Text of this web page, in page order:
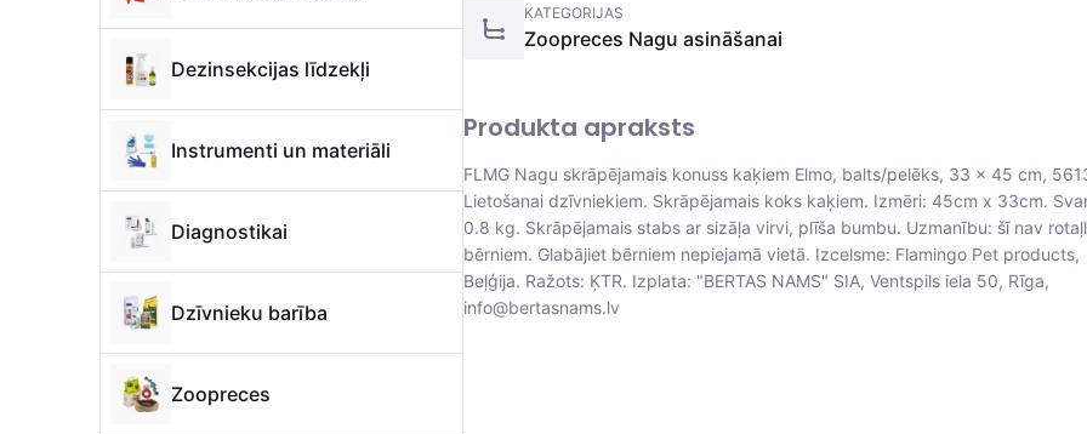
Dezinsekcijas līdzekļi
Instrumenti un materiāli
Diagnostikai
Dzīvnieku barība
Zoopreces
KATEGORIJAS
Zoopreces Nagu asināšanai
Produkta apraksts
FLMG Nagu skrāpējamais konuss kaķiem Elmo, balts/pelēks, 33 × 45 cm,
Lietošanai dzīvniekiem. Skrāpējamais koks kaķiem. Izmēri: 45cm x 33cm.
0.8 kg. Skrāpējamais stabs ar sizāļa virvi, plīša bumbu. Uzmanību: šī nav
bērniem. Glabājiet bērniem nepiejamā vietā. Izcelsme: Flamingo Pet products,
Beļģija. Ražots: ĶTR. Izplata: "BERTAS NAMS" SIA, Ventspils iela 50, Rīga,
info@bertasnams.lv